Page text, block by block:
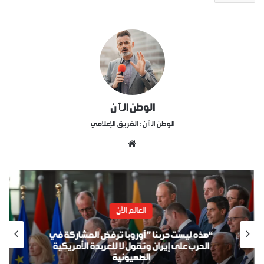
الوطن الٱن
الوطن الٱن : الفريق الإعلامي
العالم الآن
“هذه ليست حربنا ” أوروبا ترفض المشاركة في
الحرب على إيران وتقول لا للعربدة الأمريكية
الصهيونية